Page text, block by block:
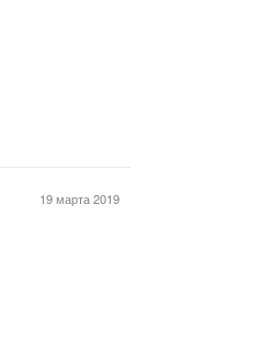
19 марта 2019